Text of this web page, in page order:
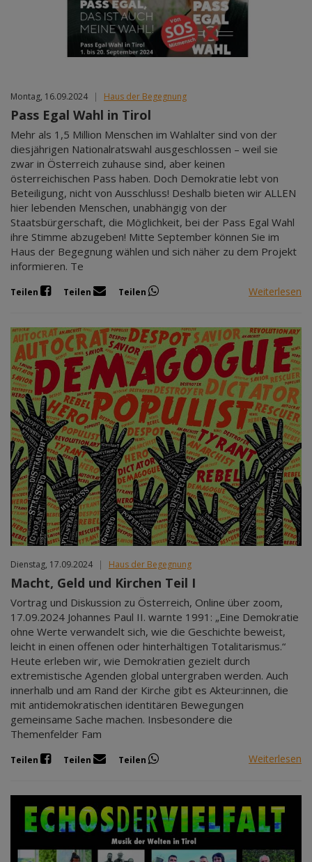
Montag, 16.09.2024 | Haus der Begegnung
Pass Egal Wahl in Tirol
Mehr als 1,5 Million Menschen im Wahlalter sind von der
diesjährigen Nationalratswahl ausgeschlossen – weil sie
zwar in Österreich zuhause sind, aber keinen
österreichischen Pass haben. Doch Demokratie lebt von
Beteiligung, nicht von Ausschluss! Deshalb bieten wir ALLEN
hier lebenden Menschen, unabhängig von der
Staatsbürgerschaft, die Möglichkeit, bei der Pass Egal Wahl
ihre Stimme abzugeben! Mitte September können Sie im
Haus der Begegnung wählen und sich näher zu dem Projekt
informieren. Te
Teilen Teilen Teilen Weiterlesen
Dienstag, 17.09.2024 | Haus der Begegnung
Macht, Geld und Kirchen Teil I
Vortrag und Diskussion zu Österreich, Online über zoom,
17.09.2024 Johannes Paul II. warnte 1991: „Eine Demokratie
ohne Werte verwandelt sich, wie die Geschichte beweist,
leicht in einen offenen oder hinterhältigen Totalitarismus.“
Heute erleben wir, wie Demokratien gezielt durch
extremistische Agenden global untergraben werden. Auch
innerhalb und am Rand der Kirche gibt es Akteur:innen, die
mit antidemokratischen identitären Bewegungen
gemeinsame Sache machen. Insbesondere die
Themenfelder Fam
Teilen Teilen Teilen Weiterlesen